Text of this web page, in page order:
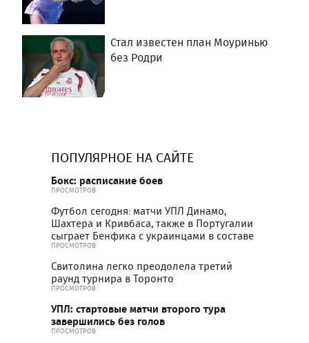
Стал известен план Моуринью
без Родри
ПОПУЛЯРНОЕ НА САЙТЕ
Бокс: расписание боев
ПРОСМОТРОВ
Футбол сегодня: матчи УПЛ Динамо,
Шахтера и Кривбаса, также в Португалии
сыграет Бенфика с украинцами в составе
ПРОСМОТРОВ
Свитолина легко преодолела третий
раунд турнира в Торонто
ПРОСМОТРОВ
УПЛ: стартовые матчи второго тура
завершились без голов
ПРОСМОТРОВ